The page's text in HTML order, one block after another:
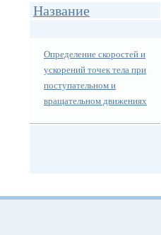
Название
Определение скоростей и
ускорений точек тела при
поступательном и
вращательном движениях